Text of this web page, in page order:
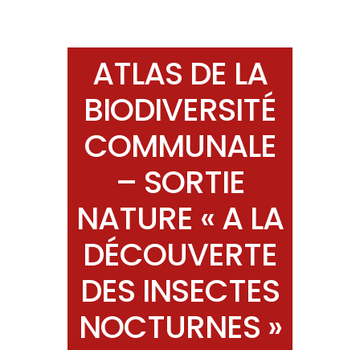
ATLAS DE LA
BIODIVERSITÉ
COMMUNALE
– SORTIE
NATURE « A LA
DÉCOUVERTE
DES INSECTES
NOCTURNES »